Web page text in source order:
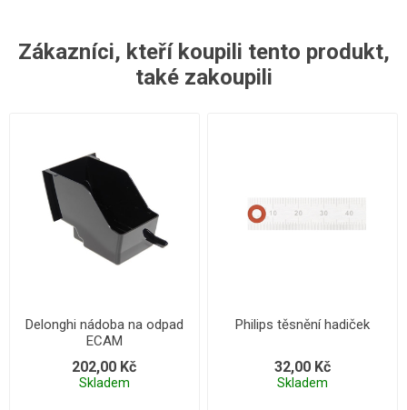
Zákazníci, kteří koupili tento produkt,
také zakoupili
Delonghi nádoba na odpad
ECAM
202,00 Kč
Skladem
Philips těsnění hadiček
32,00 Kč
Skladem